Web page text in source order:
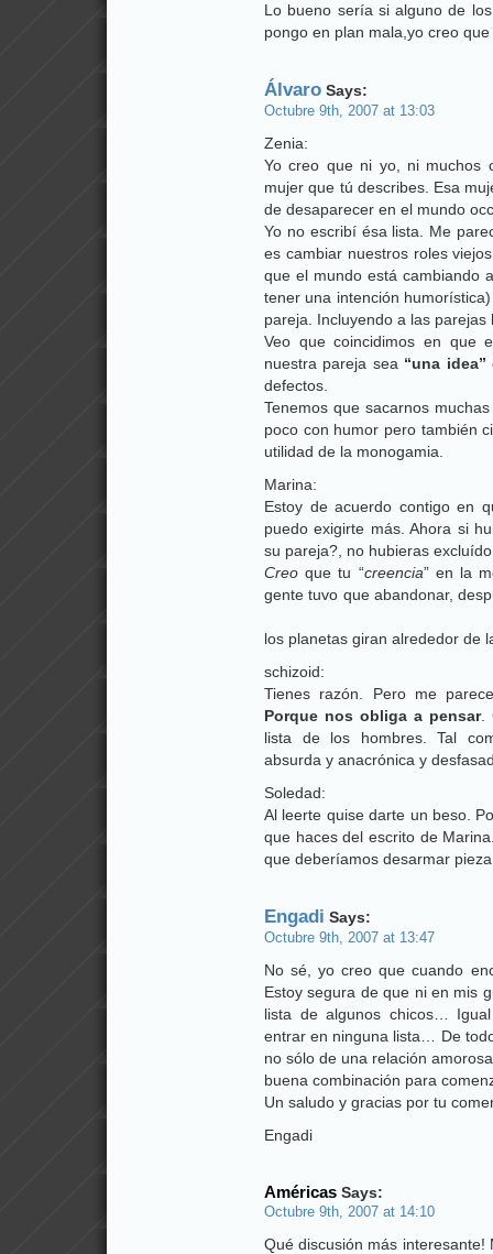
Lo bueno sería si alguno de
pongo en plan mala,yo creo
Álvaro Says:
Octubre 9th, 2007 at 13:03
Zenia:
Yo creo que ni yo, ni muchos
mujer que tú describes. Esa
de desaparecer en el mundo
Yo no escribí ésa lista. Me
es cambiar nuestros roles
que el mundo está cambiando
tener una intención
pareja. Incluyendo a las parejas
Veo que coincidimos en que
nuestra pareja sea “una idea”
defectos.
Tenemos que sacarnos
poco con humor pero también
utilidad de la monogamia.
Marina:
Estoy de acuerdo contigo en
puedo exigirte más. Ahora si
su pareja?, no hubieras
Creo que tu “creencia” en la
gente tuvo que abandonar,
los planetas giran alrededor de
schizoid:
Tienes razón. Pero me
Porque nos obliga a pensar.
lista de los hombres. Tal
absurda y anacrónica y
Soledad:
Al leerte quise darte un beso.
que haces del escrito de
que deberíamos desarmar
Engadi Says:
Octubre 9th, 2007 at 13:47
No sé, yo creo que cuando
Estoy segura de que ni en mis
lista de algunos chicos…
entrar en ninguna lista… De
no sólo de una relación
buena combinación para
Un saludo y gracias por tu
Engadi
Américas Says:
Octubre 9th, 2007 at 14:10
Qué discusión más